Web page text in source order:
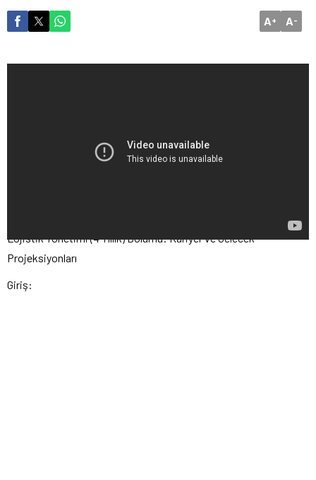
A+ A-
Lojistik Yönetimi (4 Yıllık) Bölümü: Kariyer ve Gelecek
Projeksiyonları
Giriş: